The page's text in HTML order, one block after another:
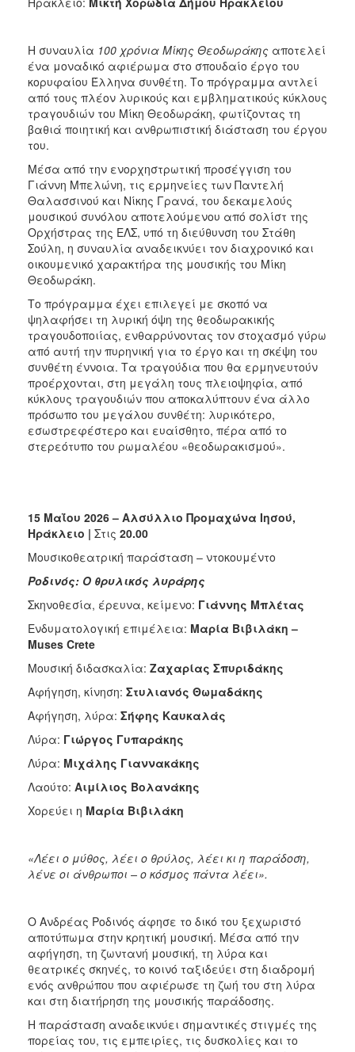
Η συναυλία 100 χρόνια Μίκης Θεοδωράκης αποτελεί
ένα μοναδικό αφιέρωμα στο σπουδαίο έργο του
κορυφαίου Έλληνα συνθέτη. Το πρόγραμμα αντλεί
από τους πλέον λυρικούς και εμβληματικούς κύκλους
τραγουδιών του Μίκη Θεοδωράκη, φωτίζοντας τη
βαθιά ποιητική και ανθρωπιστική διάσταση του έργου
του.
Μέσα από την ενορχηστρωτική προσέγγιση του
Γιάννη Μπελώνη, τις ερμηνείες των Παντελή
Θαλασσινού και Νίκης Γρανά, του δεκαμελούς
μουσικού συνόλου αποτελούμενου από σολίστ της
Ορχήστρας της ΕΛΣ, υπό τη διεύθυνση του Στάθη
Σούλη, η συναυλία αναδεικνύει τον διαχρονικό και
οικουμενικό χαρακτήρα της μουσικής του Μίκη
Θεοδωράκη.
Το πρόγραμμα έχει επιλεγεί με σκοπό να
ψηλαφήσει τη λυρική όψη της θεοδωρακικής
τραγουδοποιίας, ενθαρρύνοντας τον στοχασμό γύρω
από αυτή την πυρηνική για το έργο και τη σκέψη του
συνθέτη έννοια. Τα τραγούδια που θα ερμηνευτούν
προέρχονται, στη μεγάλη τους πλειοψηφία, από
κύκλους τραγουδιών που αποκαλύπτουν ένα άλλο
πρόσωπο του μεγάλου συνθέτη: λυρικότερο,
εσωστρεφέστερο και ευαίσθητο, πέρα από το
στερεότυπο του ρωμαλέου «θεοδωρακισμού».
15 Μαΐου 2026 – Αλσύλλιο Προμαχώνα Ιησού,
Ηράκλειο | Στις 20.00
Μουσικοθεατρική παράσταση – ντοκουμέντο
Ροδινός: O θρυλικός λυράρης
Σκηνοθεσία, έρευνα, κείμενο: Γιάννης Μπλέτας
Ενδυματολογική επιμέλεια: Μαρία Βιβιλάκη –
Muses Crete
Μουσική διδασκαλία: Ζαχαρίας Σπυριδάκης
Αφήγηση, κίνηση: Στυλιανός Θωμαδάκης
Αφήγηση, λύρα: Σήφης Καυκαλάς
Λύρα: Γιώργος Γυπαράκης
Λύρα: Μιχάλης Γιαννακάκης
Λαούτο: Αιμίλιος Βολανάκης
Χορεύει η Μαρία Βιβιλάκη
«Λέει ο μύθος, λέει ο θρύλος, λέει κι η παράδοση,
λένε οι άνθρωποι – ο κόσμος πάντα λέει».
Ο Ανδρέας Ροδινός άφησε το δικό του ξεχωριστό
αποτύπωμα στην κρητική μουσική. Μέσα από την
αφήγηση, τη ζωντανή μουσική, τη λύρα και
θεατρικές σκηνές, το κοινό ταξιδεύει στη διαδρομή
ενός ανθρώπου που αφιέρωσε τη ζωή του στη λύρα
και στη διατήρηση της μουσικής παράδοσης.
Η παράσταση αναδεικνύει σημαντικές στιγμές της
πορείας του, τις εμπειρίες, τις δυσκολίες και το